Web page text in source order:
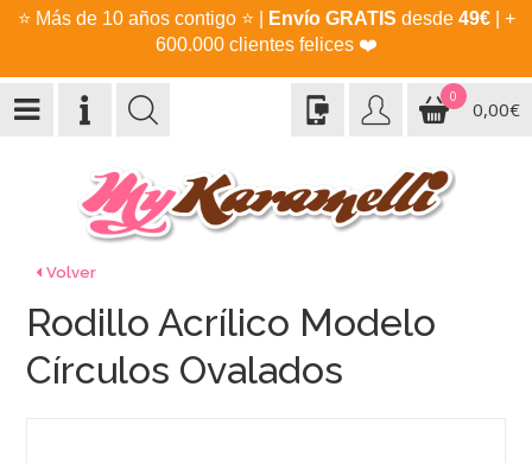
⭐ Más de 10 años contigo ⭐ Envío GRATIS desde 49€| +
600.000 clientes felices ❤️
0
0,00€
Volver
Rodillo Acrílico Modelo
Círculos Ovalados